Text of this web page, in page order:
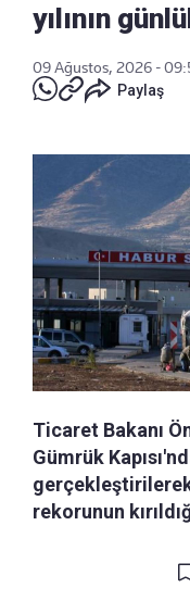
yılının
09 Ağustos, 2026 -
Paylaş
Ticaret Bakanı
Gümrük
gerçekleştirilerek,
rekorunun